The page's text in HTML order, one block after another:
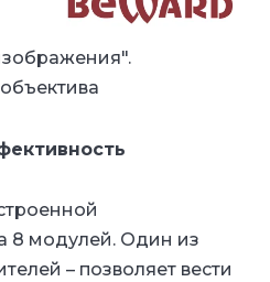
8 модулей. Один из
– позволяет вести